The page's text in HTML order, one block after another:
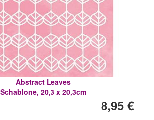
Abstract Leaves
Schablone, 20,3 x 20,3cm
8,95 €